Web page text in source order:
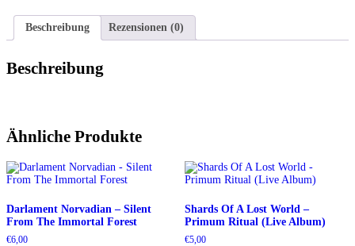
Beschreibung
Rezensionen (0)
Beschreibung
Ähnliche Produkte
Darlament Norvadian – Silent
From The Immortal Forest
€6,00
Shards Of A Lost World –
Primum Ritual (Live Album)
€5,00